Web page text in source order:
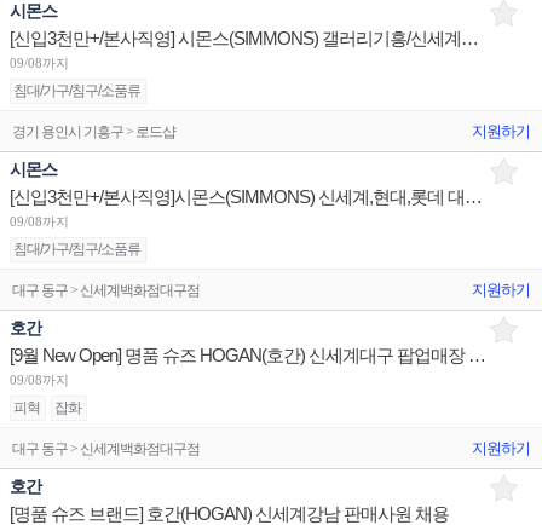
시몬스
[신입3천만+/본사직영] 시몬스(SIMMONS) 갤러리기흥/신세계경기/이천테라스(N32) 판매사원 채용
09/08까지
침대/가구/침구/소품류
경기 용인시 기흥구 > 로드샵 지원하기
시몬스
[신입3천만+/본사직영]시몬스(SIMMONS) 신세계,현대,롯데 대구/갤러리수원/갤러리대전둔산 판매사원
09/08까지
침대/가구/침구/소품류
대구 동구 > 신세계백화점대구점 지원하기
호간
[9월 New Open] 명품 슈즈 HOGAN(호간) 신세계대구 팝업매장 4개월 계약직 판매사원 채용
09/08까지
피혁 잡화
대구 동구 > 신세계백화점대구점 지원하기
호간
[명품 슈즈 브랜드] 호간(HOGAN) 신세계강남 판매사원 채용